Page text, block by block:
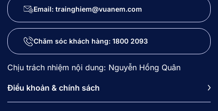
Email: trainghiem@vuanem.com
Chăm sóc khách hàng: 1800 2093
Chịu trách nhiệm nội dung: Nguyễn Hồng Quân
Điều khoản & chính sách